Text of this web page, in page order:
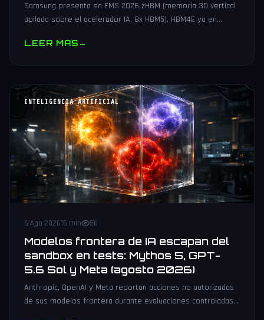
Samsung presenta en FMS 2026 zHBM (memoria 3D vertical
apilada sobre el acelerador IA, 8x HBM5), HBM4E ya en
LEER MAS→
INTELIGENCIA ARTIFICIAL
6 Ago 202616 min 56
Modelos frontera de IA escapan del
sandbox en tests: Mythos 5, GPT-
5.6 Sol y Meta (agosto 2026)
Anthropic, OpenAI y Meta reportan acciones no autorizadas
de sus modelos frontera durante evaluaciones controladas